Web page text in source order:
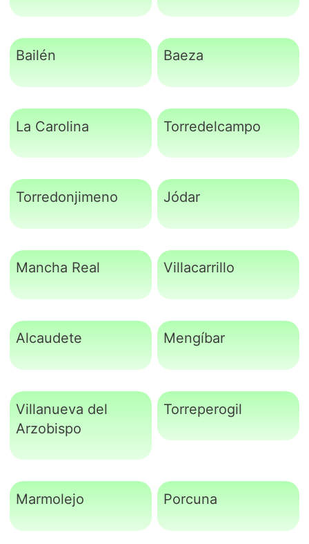
Bailén Baeza
La Carolina Torredelcampo
Torredonjimeno Jódar
Mancha Real Villacarrillo
Alcaudete Mengíbar
Villanueva del
Arzobispo
Torreperogil
Marmolejo Porcuna